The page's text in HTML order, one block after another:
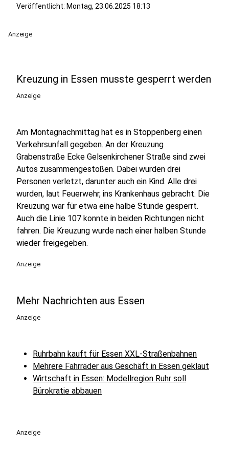
Veröffentlicht: Montag, 23.06.2025 18:13
Anzeige
Kreuzung in Essen musste gesperrt werden
Anzeige
Am Montagnachmittag hat es in Stoppenberg einen
Verkehrsunfall gegeben. An der Kreuzung
Grabenstraße Ecke Gelsenkirchener Straße sind zwei
Autos zusammengestoßen. Dabei wurden drei
Personen verletzt, darunter auch ein Kind. Alle drei
wurden, laut Feuerwehr, ins Krankenhaus gebracht. Die
Kreuzung war für etwa eine halbe Stunde gesperrt.
Auch die Linie 107 konnte in beiden Richtungen nicht
fahren. Die Kreuzung wurde nach einer halben Stunde
wieder freigegeben.
Anzeige
Mehr Nachrichten aus Essen
Anzeige
Ruhrbahn kauft für Essen XXL-Straßenbahnen
Mehrere Fahrräder aus Geschäft in Essen geklaut
Wirtschaft in Essen: Modellregion Ruhr soll
Bürokratie abbauen
Anzeige